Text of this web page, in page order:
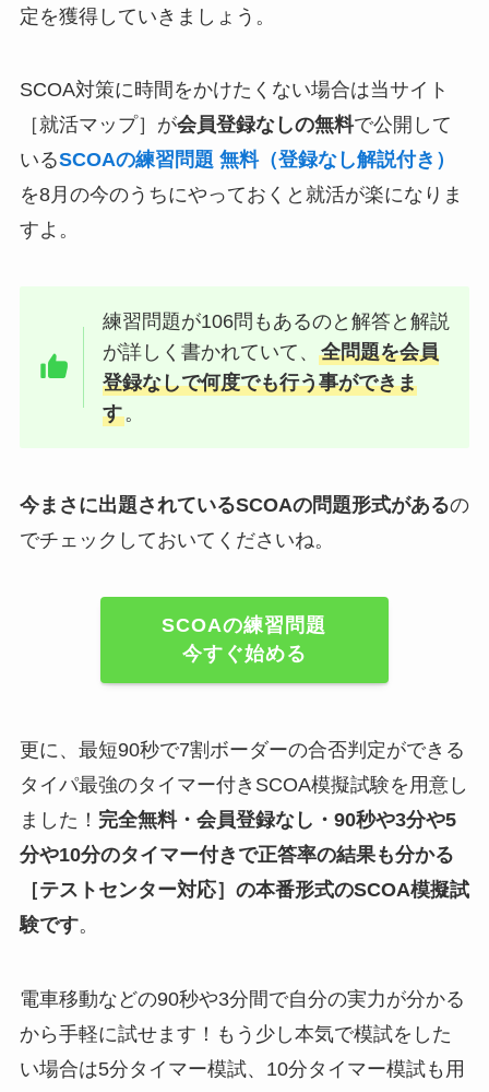
定を獲得していきましょう。
SCOA対策に時間をかけたくない場合は当サイト
［就活マップ］が会員登録なしの無料で公開して
いるSCOAの練習問題 無料（登録なし解説付き）
を8月の今のうちにやっておくと就活が楽になりま
すよ。
練習問題が106問もあるのと解答と解説
が詳しく書かれていて、全問題を会員
登録なしで何度でも行う事ができま
す。
今まさに出題されているSCOAの問題形式があるの
でチェックしておいてくださいね。
SCOAの練習問題
今すぐ始める
更に、最短90秒で7割ボーダーの合否判定ができる
タイパ最強のタイマー付きSCOA模擬試験を用意し
ました！ 完全無料・会員登録なし・90秒や3分や5
分や10分のタイマー付きで正答率の結果も分かる
［テストセンター対応］ の本番形式のSCOA模擬試
験です。
電車移動などの90秒や3分間で自分の実力が分かる
から手軽に試せます！もう少し本気で模試をした
い場合は5分タイマー模試、10分タイマー模試も用